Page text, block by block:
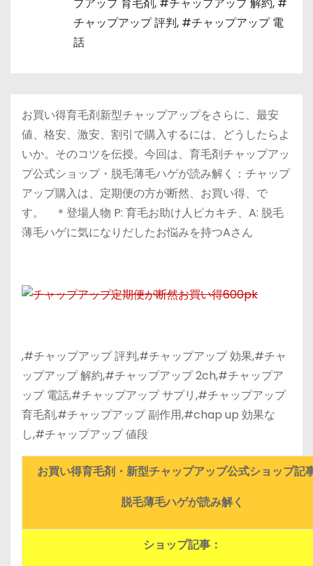
チャップアップ 評判, #チャップアップ 電
話
お買い得育毛剤新型チャップアップをさらに、最安
値、格安、激安、割引で購入するには、どうしたらよ
いか。そのコツを伝授。今回は、育毛剤チャップアッ
プ公式ショップ・脱毛薄毛ハゲが読み解く：チャップ
アップ購入は、定期便の方が断然、お買い得、で
す。 ＊登場人物 P: 育毛お助け人ピカキチ、A: 脱毛
薄毛ハゲに気になりだしたお悩みを持つAさん
,#チャップアップ 評判,#チャップアップ 効果,#チャ
ップアップ 解約,#チャップアップ 2ch,#チャップア
ップ 電話,#チャップアップ サプリ,#チャップアップ
育毛剤,#チャップアップ 副作用,#chap up 効果な
し,#チャップアップ 値段
お買い得育毛剤・新型チャップアップ公式ショップ記
脱毛薄毛ハゲが読み解く
ショップ記事：